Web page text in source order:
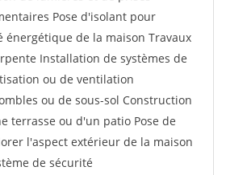
Pose d'isolant pour
énergétique de la maison Travaux
Installation de systèmes de
ou de ventilation
ou de sous-sol Construction
terrasse ou d'un patio Pose de
l'aspect extérieur de la maison
de sécurité